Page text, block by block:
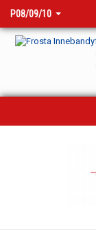
P08/09/10